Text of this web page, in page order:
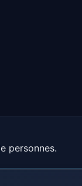
personnes.